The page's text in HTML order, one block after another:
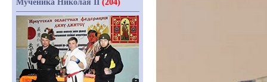
Мученика Николая II (204)